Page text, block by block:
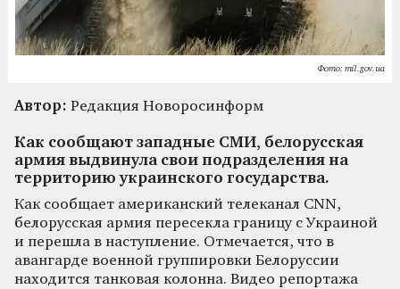
Фото: mil.gov.ua
Автор: Редакция Новоросинформ
Как сообщают западные СМИ, белорусская
армия выдвинула свои подразделения на
территорию украинского государства.
Как сообщает американский телеканал CNN,
белорусская армия пересекла границу с Украиной
и перешла в наступление. Отмечается, что в
авангарде военной группировки Белоруссии
находится танковая колонна. Видео репортажа